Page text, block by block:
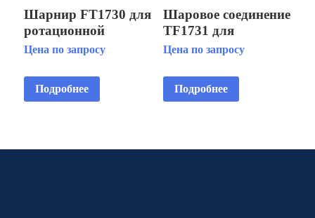
Шарнир FT1730 для
ротационной
фонтанной насадки
Цена по запросу
Подробнее
Шаровое соединение
TF1731 для
регулировки угла
насадки
Цена по запросу
Подробнее